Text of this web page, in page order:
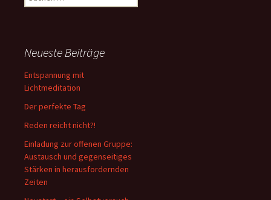
nach:
Neueste Beiträge
Entspannung mit
Lichtmeditation
Der perfekte Tag
Reden reicht nicht?!
Einladung zur offenen Gruppe:
Austausch und gegenseitiges
Stärken in herausfordernden
Zeiten